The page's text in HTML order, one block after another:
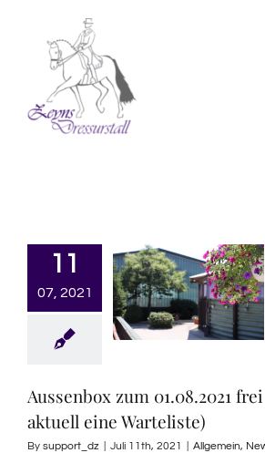
11
07, 2021
Aussenbox zum 01.08.2021
aktuell eine Warteliste)
By support_dz Juli 11th, 2021 Allgemein,